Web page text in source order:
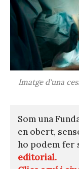
Imatge d'una
Som una
en obert,
ho podem fer
editorial.